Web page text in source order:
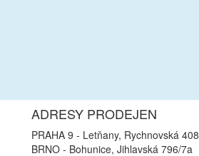
ADRESY PRODEJEN
PRAHA 9 - Letňany, Rychnovská 408
BRNO - Bohunice, Jihlavská 796/7a